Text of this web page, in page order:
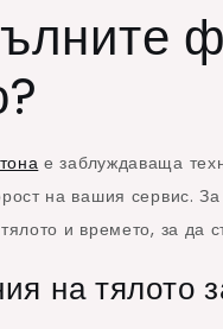
е заблуждаваща
на вашия сервис.
и времето, за да
на тялото